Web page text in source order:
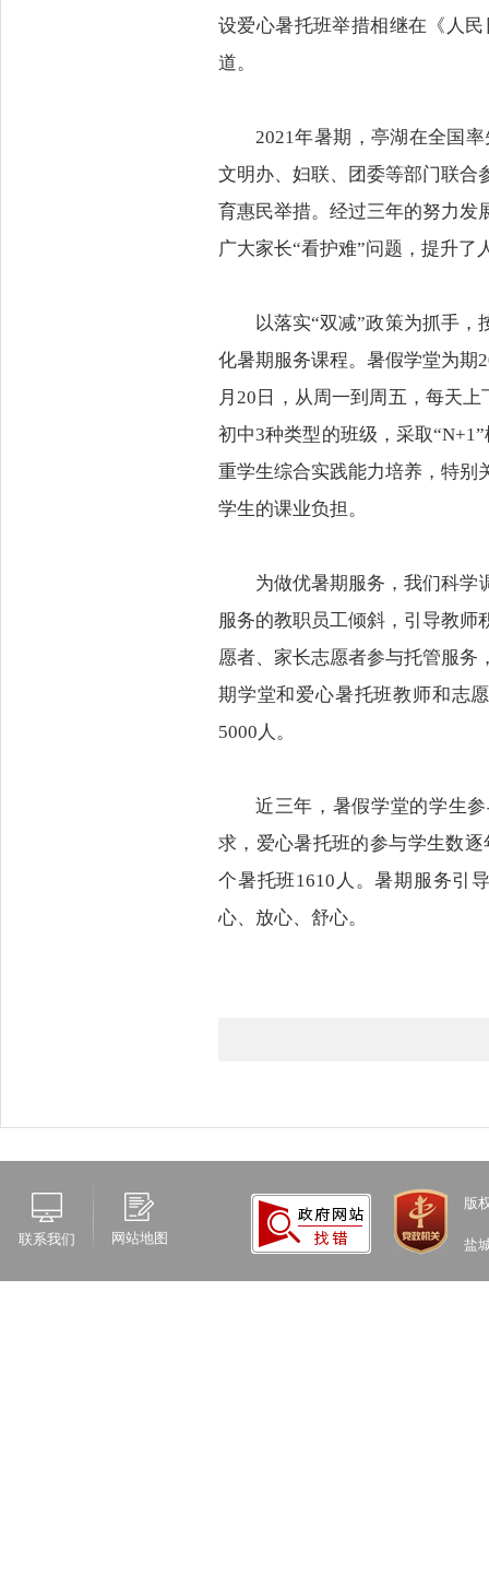
设爱心暑托班举措相继在《人
道。
2021年暑期，亭湖在全国
文明办、妇联、团委等部门联合
育惠民举措。经过三年的努力发
广大家长“看护难”问题，提升了
以落实“双减”政策为抓手，
化暑期服务课程。暑假学堂为
月20日，从周一到周五，每天
初中3种类型的班级，采取
重学生综合实践能力培养，特别
学生的课业负担。
为做优暑期服务，我们科学
服务的教职员工倾斜，引导教师
愿者、家长志愿者参与托管服务
期学堂和爱心暑托班教师和志
5000人。
近三年，暑假学堂的学生
求，爱心暑托班的参与学生数逐
个暑托班1610人。暑期服务引
心、放心、舒心。
联系我们 网站地图
版
盐